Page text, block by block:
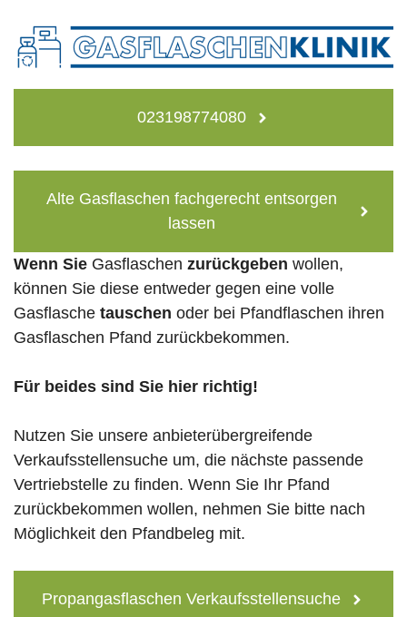
023198774080
Alte Gasflaschen fachgerecht entsorgen
lassen
Wenn Sie Gasflaschen zurückgeben wollen,
können Sie diese entweder gegen eine volle
Gasflasche tauschen oder bei Pfandflaschen ihren
Gasflaschen Pfand zurückbekommen.
Für beides sind Sie hier richtig!
Nutzen Sie unsere anbieterübergreifende
Verkaufsstellensuche um, die nächste passende
Vertriebstelle zu finden. Wenn Sie Ihr Pfand
zurückbekommen wollen, nehmen Sie bitte nach
Möglichkeit den Pfandbeleg mit.
Propangasflaschen Verkaufsstellensuche